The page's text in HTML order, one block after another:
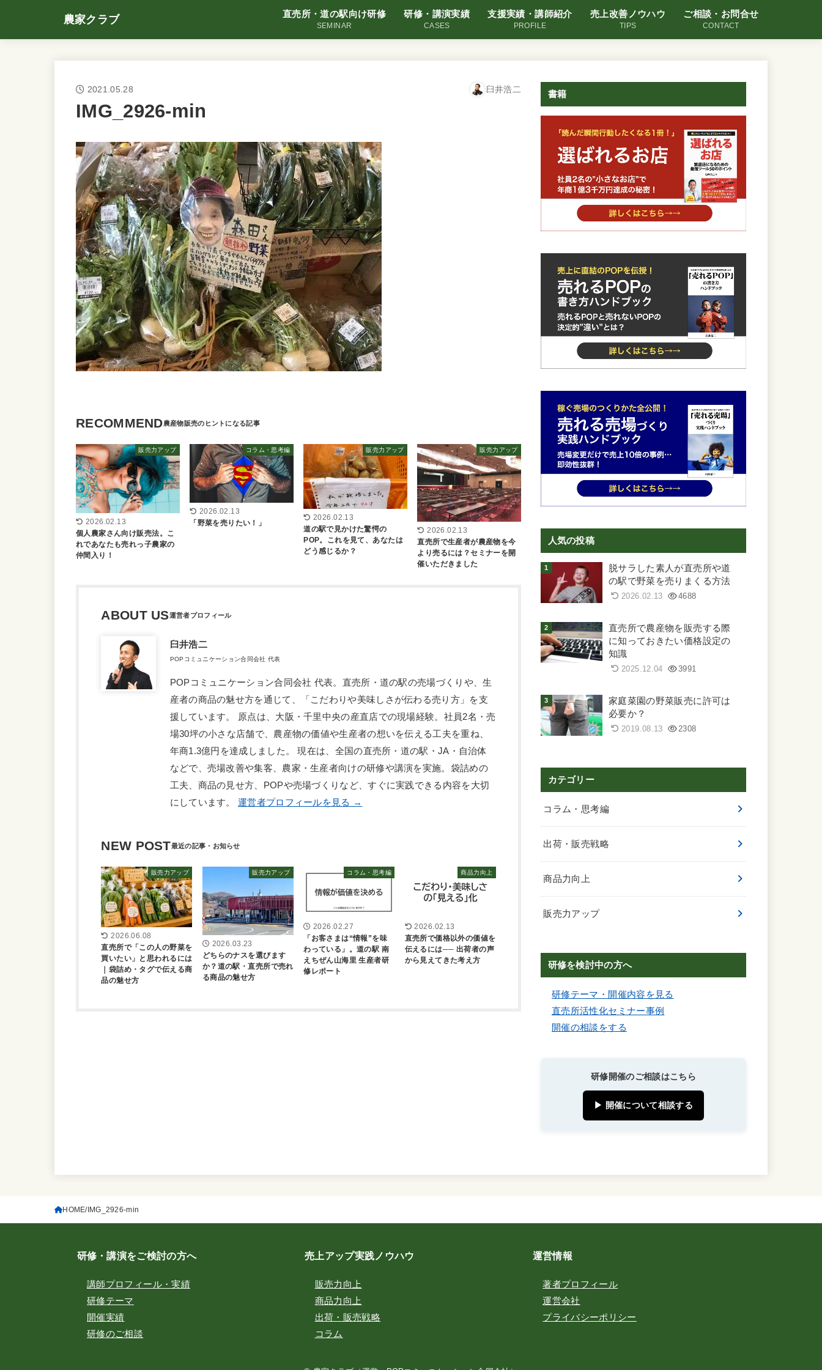
農家クラブ 直売所・道の駅向け研修
SEMINAR
研修・講演実績
CASES
支援実績・講師紹介
PROFILE
売上改善ノウハウ
TIPS
ご相談・お問合せ
CONTACT
2021.05.28 臼井浩二
IMG_2926-min
RECOMMEND
販売力アップ
2026.02.13
個人農家さん向け販売法。こ
れであなたも売れっ子農家の
仲間入り！
コラム・思考編
2026.02.13
「野菜を売りたい！」
販売力アップ
2026.02.13
道の駅で見かけた驚愕の
POP。これを見て、あなたは
どう感じるか？
販売力アップ
2026.02.13
直売所で生産者が農産物を今
より売るには？セミナーを開
催いただきました
ABOUT US
臼井浩二
POPコミュニケーション合同会社 代表
POPコミュニケーション合同会社 代表。直売所・道の駅の売場づくりや、生
産者の商品の魅せ方を通じて、「こだわりや美味しさが伝わる売り方」を支
援しています。 原点は、大阪・千里中央の産直店での現場経験。社員2名・売
場30坪の小さな店舗で、農産物の価値や生産者の想いを伝える工夫を重ね、
年商1.3億円を達成しました。 現在は、全国の直売所・道の駅・JA・自治体
などで、売場改善や集客、農家・生産者向けの研修や講演を実施。袋詰めの
工夫、商品の見せ方、POPや売場づくりなど、すぐに実践できる内容を大切
にしています。運営者プロフィールを見る →
NEW POST
販売力アップ
2026.06.08
直売所で「この人の野菜を
買いたい」と思われるには
｜袋詰め・タグで伝える商
品の魅せ方
販売力アップ
2026.03.23
どちらのナスを選びます
か？道の駅・直売所で売れ
る商品の魅せ方
コラム・思考編
2026.02.27
「お客さまは“情報”を味
わっている」。道の駅 南
えちぜん山海里 生産者研
修レポート
商品力向上
2026.02.13
直売所で価格以外の価値を
伝えるには── 出荷者の声
から見えてきた考え方
書籍
人気の投稿
脱サラした素人が直売所や道
の駅で野菜を売りまくる方法
2026.02.13 4688
直売所で農産物を販売する際
に知っておきたい価格設定の
知識
2025.12.04 3991
家庭菜園の野菜販売に許可は
必要か？
2019.08.13 2308
カテゴリー
コラム・思考編
出荷・販売戦略
商品力向上
販売力アップ
研修を検討中の方へ
研修テーマ・開催内容を見る
直売所活性化セミナー事例
開催の相談をする
研修開催のご相談はこちら
▶ 開催について相談する
HOME IMG_2926-min
研修・講演をご検討の方へ
講師プロフィール・実績
研修テーマ
開催実績
研修のご相談
売上アップ実践ノウハウ
販売力向上
商品力向上
出荷・販売戦略
コラム
運営情報
著者プロフィール
運営会社
プライバシーポリシー